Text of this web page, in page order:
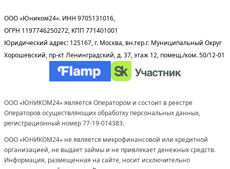
ООО «Юником24». ИНН 9705131016,
ОГРН 1197746250272, КПП 771401001
Юридический адрес: 125167, г. Москва, вн.тер.г. Муниципальный Округ
Хорошевский, пр-кт Ленинградский, д. 37, этаж 12, помещ./ком. 50/12-01
ООО «ЮНИКОМ24» является Оператором и состоит в реестре
Операторов осуществляющих обработку персональных данных,
регистрационный номер 77-19-014383.
ООО «ЮНИКОМ24» не является микрофинансовой или кредитной
организацией, не выдает займы и не привлекает денежных средств.
Информация, размещенная на сайте, носит исключительно